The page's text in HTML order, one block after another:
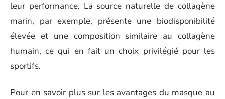
leur performance. La source naturelle de collagène
marin, par exemple, présente une biodisponibilité
élevée et une composition similaire au collagène
humain, ce qui en fait un choix privilégié pour les
sportifs.
Pour en savoir plus sur les avantages du masque au